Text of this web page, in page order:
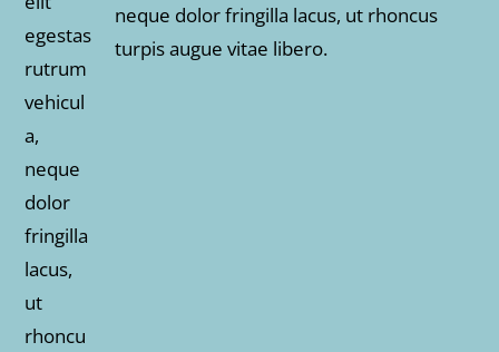
neque dolor fringilla lacus, ut rhoncus
turpis augue vitae libero.